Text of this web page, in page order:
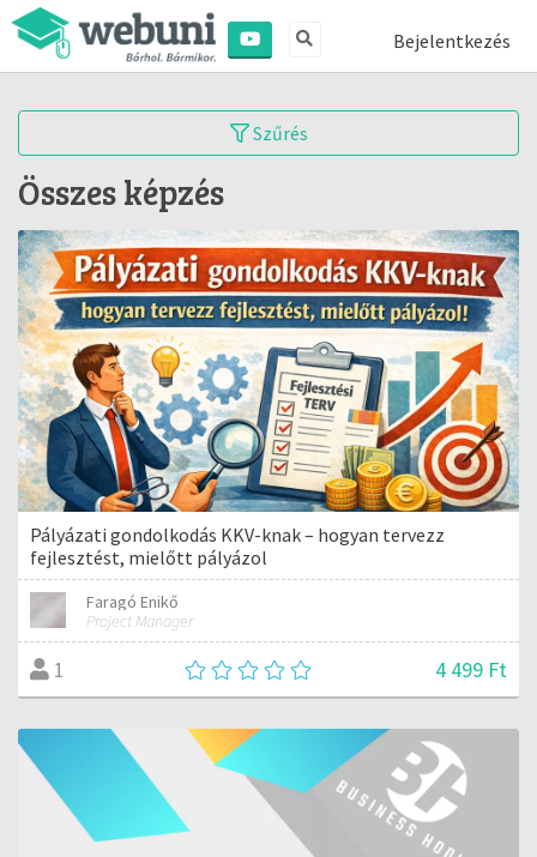
Bejelentkezés
Szűrés
Összes képzés
Pályázati gondolkodás KKV-knak – hogyan tervezz
fejlesztést, mielőtt pályázol
Faragó Enikő
Project Manager
1 4 499 Ft